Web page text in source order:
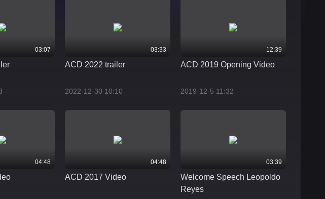
03:07 03:33
ACD 2022 trailer
2022-12-30 10:10
12:39
ACD 2019 Opening Video
2019-12-5 11:32
04:48 04:48
ACD 2017 Video
03:39
Welcome Speech Leopoldo
Reyes